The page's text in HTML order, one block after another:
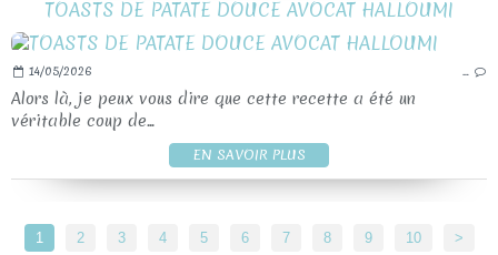
TOASTS DE PATATE DOUCE AVOCAT HALLOUMI
14/05/2026 …
Alors là, je peux vous dire que cette recette a été un
véritable coup de...
EN SAVOIR PLUS
1 2 3 4 5 6 7 8 9 10 20
30
40
50
60
70
80
90
100
>